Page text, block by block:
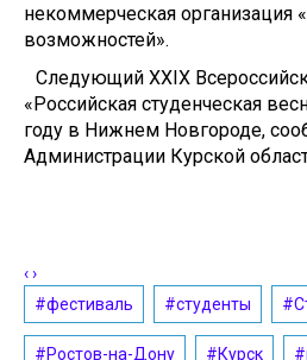
некоммерческая организация
возможностей».
Следующий XXIX
«Российская студенческая
году в Нижнем Новгороде,
Администрации Курской
‹›
#фестиваль
#студенты
#Ростов-на-Дону #Курск